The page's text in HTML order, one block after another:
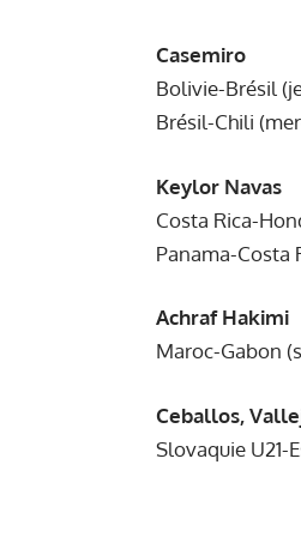
Casemiro
Bolivie-Brésil
Brésil-Chili
Keylor Navas
Costa Rica-
Panama-Costa
Achraf Hakimi
Maroc-Gabon
Ceballos,
Slovaquie U21-